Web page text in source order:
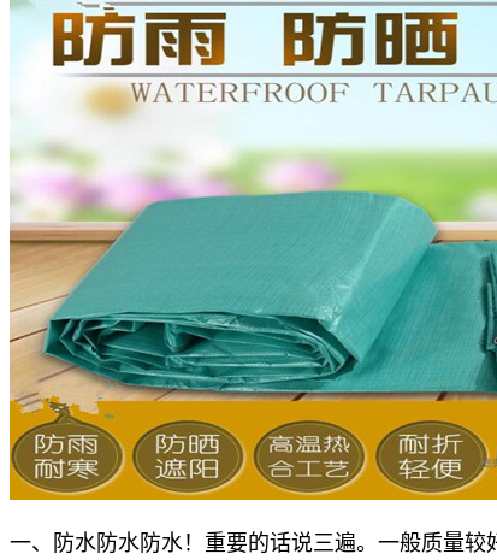
一、防水防水防水！重要的话说三遍。一般质量